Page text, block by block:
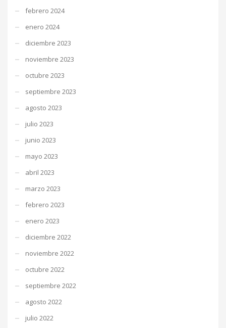
febrero 2024
enero 2024
diciembre 2023
noviembre 2023
octubre 2023
septiembre 2023
agosto 2023
julio 2023
junio 2023
mayo 2023
abril 2023
marzo 2023
febrero 2023
enero 2023
diciembre 2022
noviembre 2022
octubre 2022
septiembre 2022
agosto 2022
julio 2022